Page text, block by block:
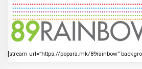
[stream url=”https://popara.mk/89rainbow”